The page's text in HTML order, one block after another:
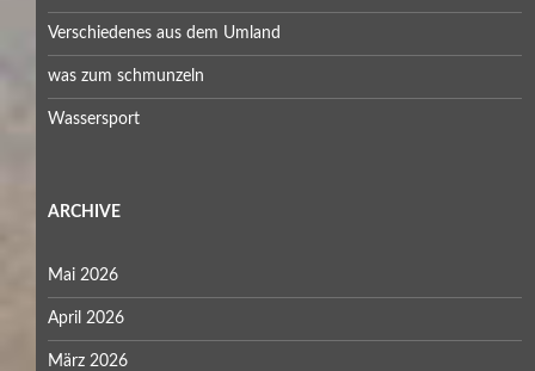
Verschiedenes aus dem Umland
was zum schmunzeln
Wassersport
ARCHIVE
Mai 2026
April 2026
März 2026